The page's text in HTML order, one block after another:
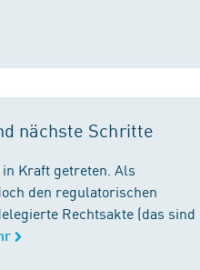
nächste Schritte
Kraft getreten. Als
den regulatorischen
Rechtsakte (das sind